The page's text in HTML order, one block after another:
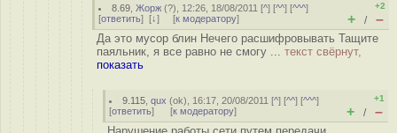
8.69 ,Жорж (?), 12:26, 18/08/2011 [^] [^^] [^^^]
[ответить] [↓] [к модератору]
+2
+ / –
Да это мусор блин Нечего расшифровывать Тащите
паяльник, я все равно не смогу ... текст свёрнут,
показать
9.115 ,qux (ok), 16:17, 20/08/2011 [^] [^^] [^^^]
[ответить] [к модератору]
+1
+ / –